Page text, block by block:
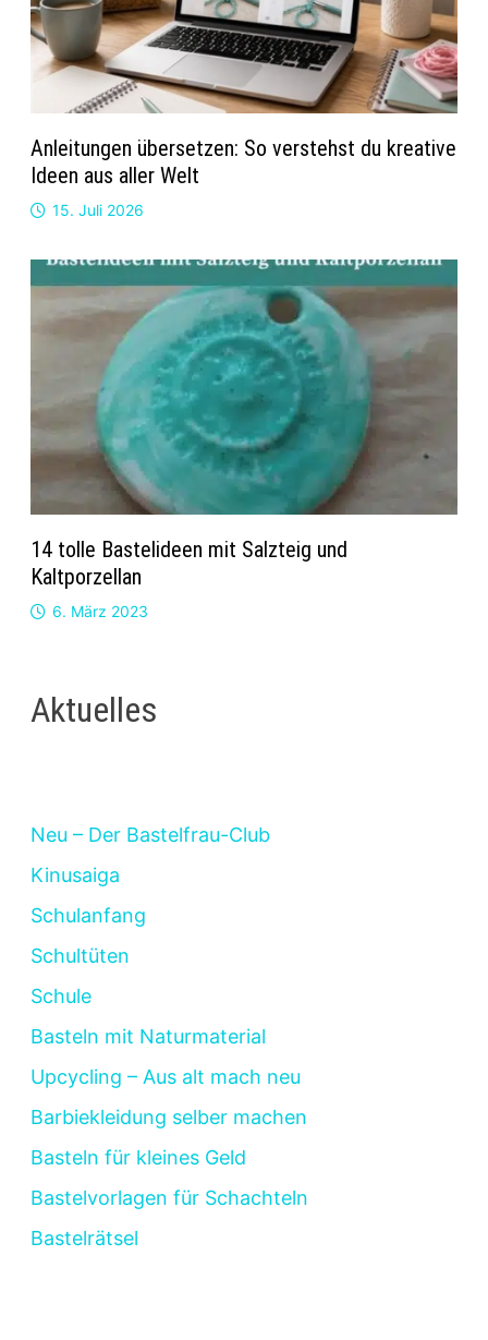
Anleitungen übersetzen: So verstehst du kreative
Ideen aus aller Welt
15. Juli 2026
14 tolle Bastelideen mit Salzteig und
Kaltporzellan
6. März 2023
Aktuelles
Neu – Der Bastelfrau-Club
Kinusaiga
Schulanfang
Schultüten
Schule
Basteln mit Naturmaterial
Upcycling – Aus alt mach neu
Barbiekleidung selber machen
Basteln für kleines Geld
Bastelvorlagen für Schachteln
Bastelrätsel